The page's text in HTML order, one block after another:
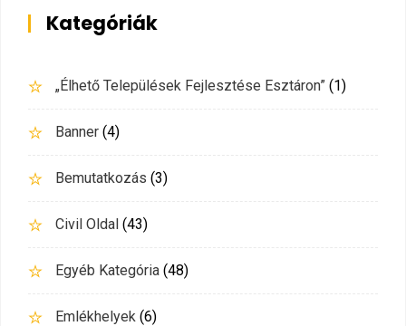
Kategóriák
„Élhető Települések Fejlesztése Esztáron” (1)
Banner (4)
Bemutatkozás (3)
Civil Oldal (43)
Egyéb Kategória (48)
Emlékhelyek (6)